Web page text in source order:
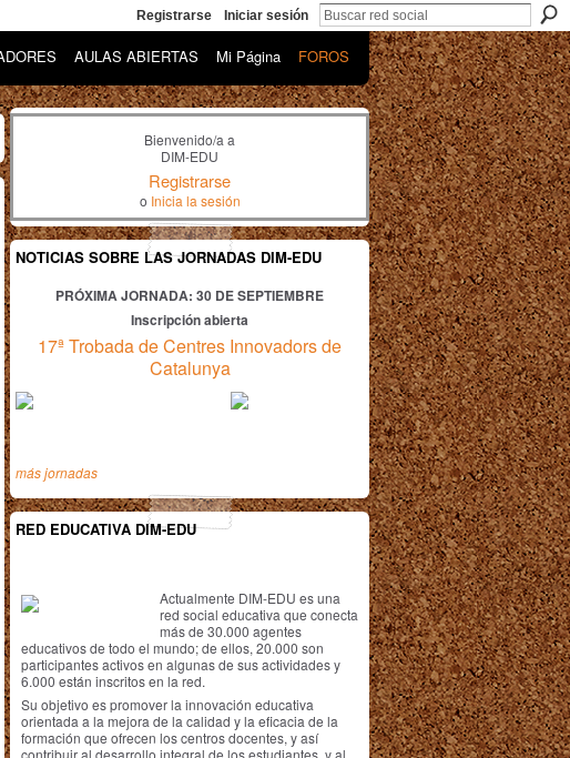
Registrarse Iniciar sesión
AULAS ABIERTAS Mi Página FOROS
Bienvenido/a a
DIM-EDU
Registrarse
o Inicia la sesión
NOTICIAS SOBRE LAS JORNADAS DIM-EDU
PRÓXIMA JORNADA: 30 DE SEPTIEMBRE
Inscripción abierta
17ª Trobada de Centres Innovadors de
Catalunya
más jornadas
RED EDUCATIVA DIM-EDU
Actualmente DIM-EDU es una
red social educativa que conecta
más de 30.000 agentes
educativos de todo el mundo; de ellos, 20.000 son
participantes activos en algunas de sus actividades y
6.000 están inscritos en la red.
Su objetivo es promover la innovación educativa
orientada a la mejora de la calidad y la eficacia de la
formación que ofrecen los centros docentes, y así
contribuir al desarrollo integral de los estudiantes y al